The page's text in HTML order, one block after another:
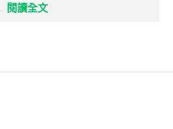
閱讀全文